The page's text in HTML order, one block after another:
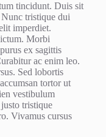
tincidunt. Duis sit
tristique dui
imperdiet.
Morbi
ex sagittis
ac enim leo.
Sed lobortis
tortor ut
vestibulum
tristique
Vivamus cursus